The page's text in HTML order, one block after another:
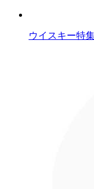
ウイスキー特